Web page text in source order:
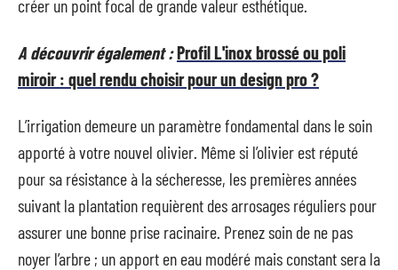
créer un point focal de grande valeur esthétique.
A découvrir également :Profil L'inox brossé ou poli
miroir : quel rendu choisir pour un design pro ?
L’irrigation demeure un paramètre fondamental dans le soin
apporté à votre nouvel olivier. Même si l’olivier est réputé
pour sa résistance à la sécheresse, les premières années
suivant la plantation requièrent des arrosages réguliers pour
assurer une bonne prise racinaire. Prenez soin de ne pas
noyer l’arbre ; un apport en eau modéré mais constant sera la